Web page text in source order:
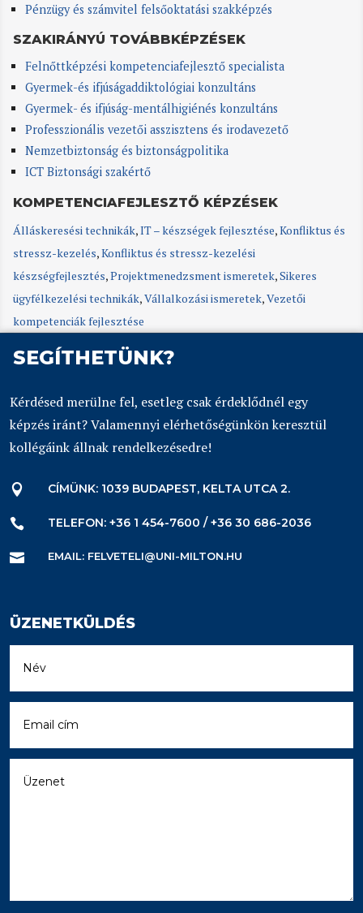
Pénzügy és számvitel felsőoktatási szakképzés
SZAKIRÁNYÚ TOVÁBBKÉPZÉSEK
Felnőttképzési kompetenciafejlesztő specialista
Gyermek-és ifjúságaddiktológiai konzultáns
Gyermek- és ifjúság-mentálhigiénés konzultáns
Professzionális vezetői asszisztens és irodavezető
Nemzetbiztonság és biztonságpolitika
ICT Biztonsági szakértő
KOMPETENCIAFEJLESZTŐ KÉPZÉSEK
Álláskeresési technikák,IT – készségek fejlesztése,Konfliktus és
stressz-kezelés,Konfliktus és stressz-kezelési
készségfejlesztés,Projektmenedzsment ismeretek,Sikeres
ügyfélkezelési technikák,Vállalkozási ismeretek,Vezetői
kompetenciák fejlesztése
SEGÍTHETÜNK?
Kérdésed merülne fel, esetleg csak érdeklődnél egy
képzés iránt? Valamennyi elérhetőségünkön keresztül
kollégáink állnak rendelkezésedre!
 CÍMÜNK: 1039 BUDAPEST, KELTA UTCA 2.
 TELEFON: +36 1 454-7600 / +36 30 686-2036
 EMAIL: FELVETELI@UNI-MILTON.HU
ÜZENETKÜLDÉS